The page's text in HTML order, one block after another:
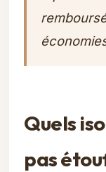
Quels
pas